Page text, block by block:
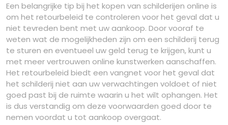
Een belangrijke tip bij het kopen van schilderijen online is
om het retourbeleid te controleren voor het geval dat u
niet tevreden bent met uw aankoop. Door vooraf te
weten wat de mogelijkheden zijn om een schilderij terug
te sturen en eventueel uw geld terug te krijgen, kunt u
met meer vertrouwen online kunstwerken aanschaffen.
Het retourbeleid biedt een vangnet voor het geval dat
het schilderij niet aan uw verwachtingen voldoet of niet
goed past bij de ruimte waarin u het wilt ophangen. Het
is dus verstandig om deze voorwaarden goed door te
nemen voordat u tot aankoop overgaat.